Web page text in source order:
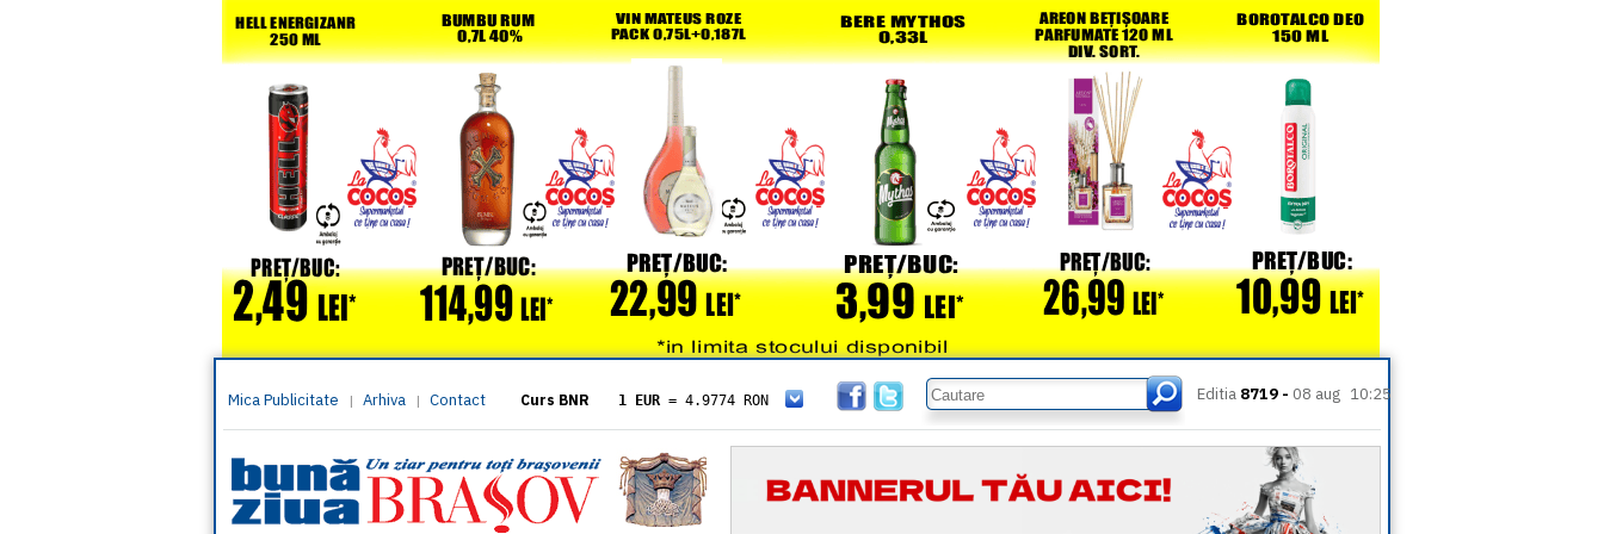
Mica Publicitate | Arhiva | Contact Curs BNR 1 EUR = 4.9774 RON
= 5.8304 RON
1 XAU= 464.4611 RON
1 AED= 1.1933 RON
1 AUD= 2.7957 RON
1 BGN= 2.5449 RON
Editia 8719 - 08 aug 10:25